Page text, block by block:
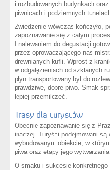
i rozbudowanych budynkach
piwnicach i podziemnych
Zwiedzenie wówczas kończyło,
zapoznawanie się z całym
I nalewaniem do degustacji
przez oprowadzającego nas
drewnianych kufli. Wprost z
w odgałęzieniach od szklanych
płyn transportowany był do
prawdziwe, dobre piwo. Smak
lepiej przemilczeć.
Trasy dla turystów
Obecnie zapoznawanie się z
inaczej. Turyści podejmowani są
wybudowanym obiekcie, w
piwa oraz etapy jego wytwarzania.
O smaku i sukcesie